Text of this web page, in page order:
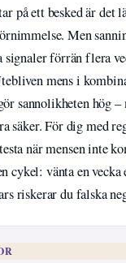
på ett besked är det
Men
signaler förrän flera
mens i
sannolikheten hög –
säker. För dig med
när mensen inte
cykel: vänta en
riskerar du falska